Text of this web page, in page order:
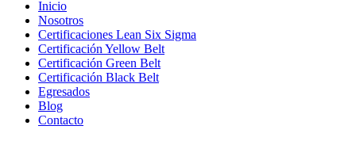
Inicio
Nosotros
Certificaciones Lean Six Sigma
Certificación Yellow Belt
Certificación Green Belt
Certificación Black Belt
Egresados
Blog
Contacto